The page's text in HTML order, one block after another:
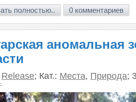
полностью.. 0 комментариев
аномальная
Release; Кат.: Места, Природа;